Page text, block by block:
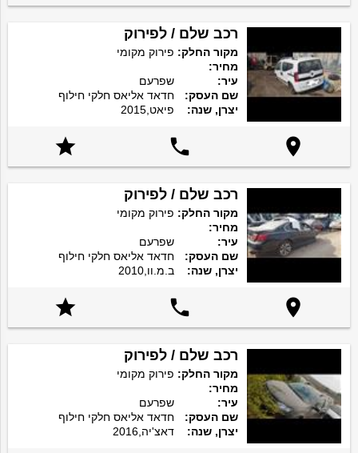
רכב שלם / לפירוק
מקור החלק: פירוק מקומי
מחיר:
עיר:
שפרעם
שם העסק:
חדאד אליאס חלקי חילוף
יצרן, שנה:
פיאט,2015



רכב שלם / לפירוק
מקור החלק: פירוק מקומי
מחיר:
עיר:
שפרעם
שם העסק:
חדאד אליאס חלקי חילוף
יצרן, שנה:
ב.מ.וו,2010



רכב שלם / לפירוק
מקור החלק: פירוק מקומי
מחיר:
עיר:
שפרעם
שם העסק:
חדאד אליאס חלקי חילוף
יצרן, שנה:
דאצ'יה,2016